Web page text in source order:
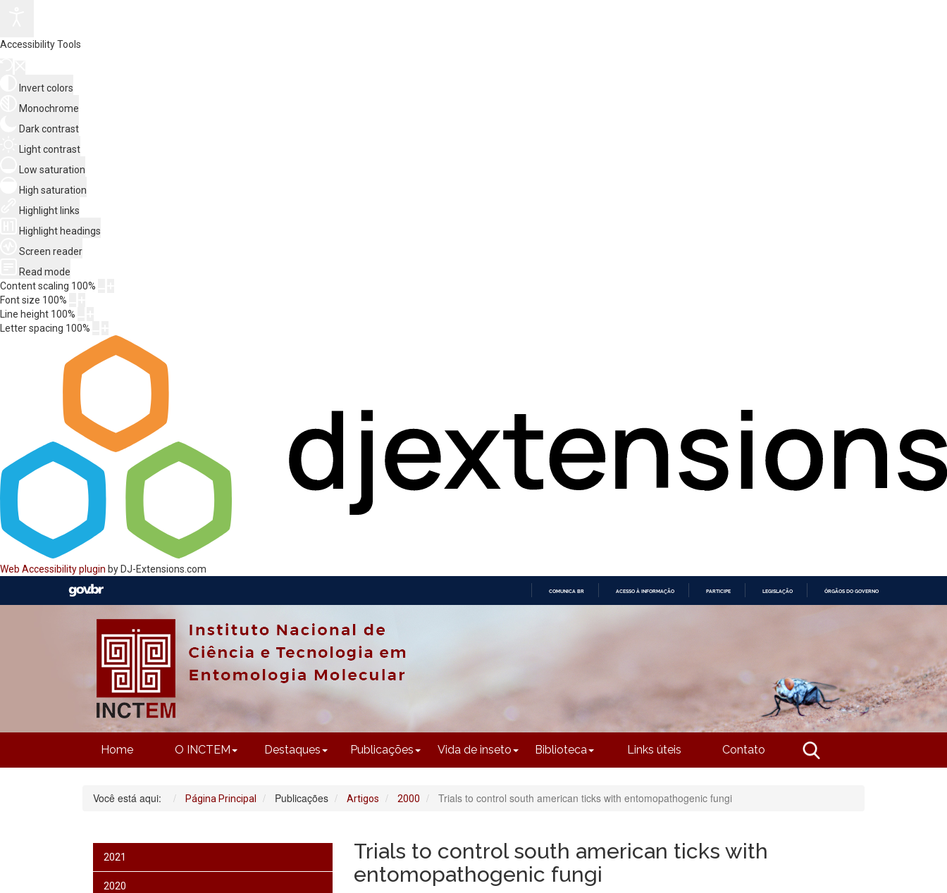
Accessibility Tools
Invert colors
Monochrome
Dark contrast
Light contrast
Low saturation
High saturation
Highlight links
Highlight headings
Screen reader
Read mode
Content scaling 100%
Font size 100%
Line height 100%
Letter spacing 100%
Web Accessibility plugin by DJ-Extensions.com
COMUNICA BR ACESSO À INFORMAÇÃO PARTICIPE LEGISLAÇÃO ÓRGÃOS DO GOVERNO
Home O INCTEM Destaques Publicações Vida de inseto Biblioteca Links úteis Contato
Você está aqui: Página Principal Publicações Artigos 2000 Trials to control south american ticks with entomopathogenic fungi
2021
2020
Trials to control south american ticks with
entomopathogenic fungi